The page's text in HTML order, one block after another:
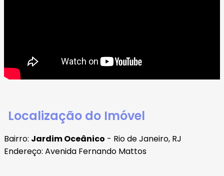
Localização do Imóvel
Bairro: Jardim Oceânico - Rio de Janeiro, RJ
Endereço: Avenida Fernando Mattos